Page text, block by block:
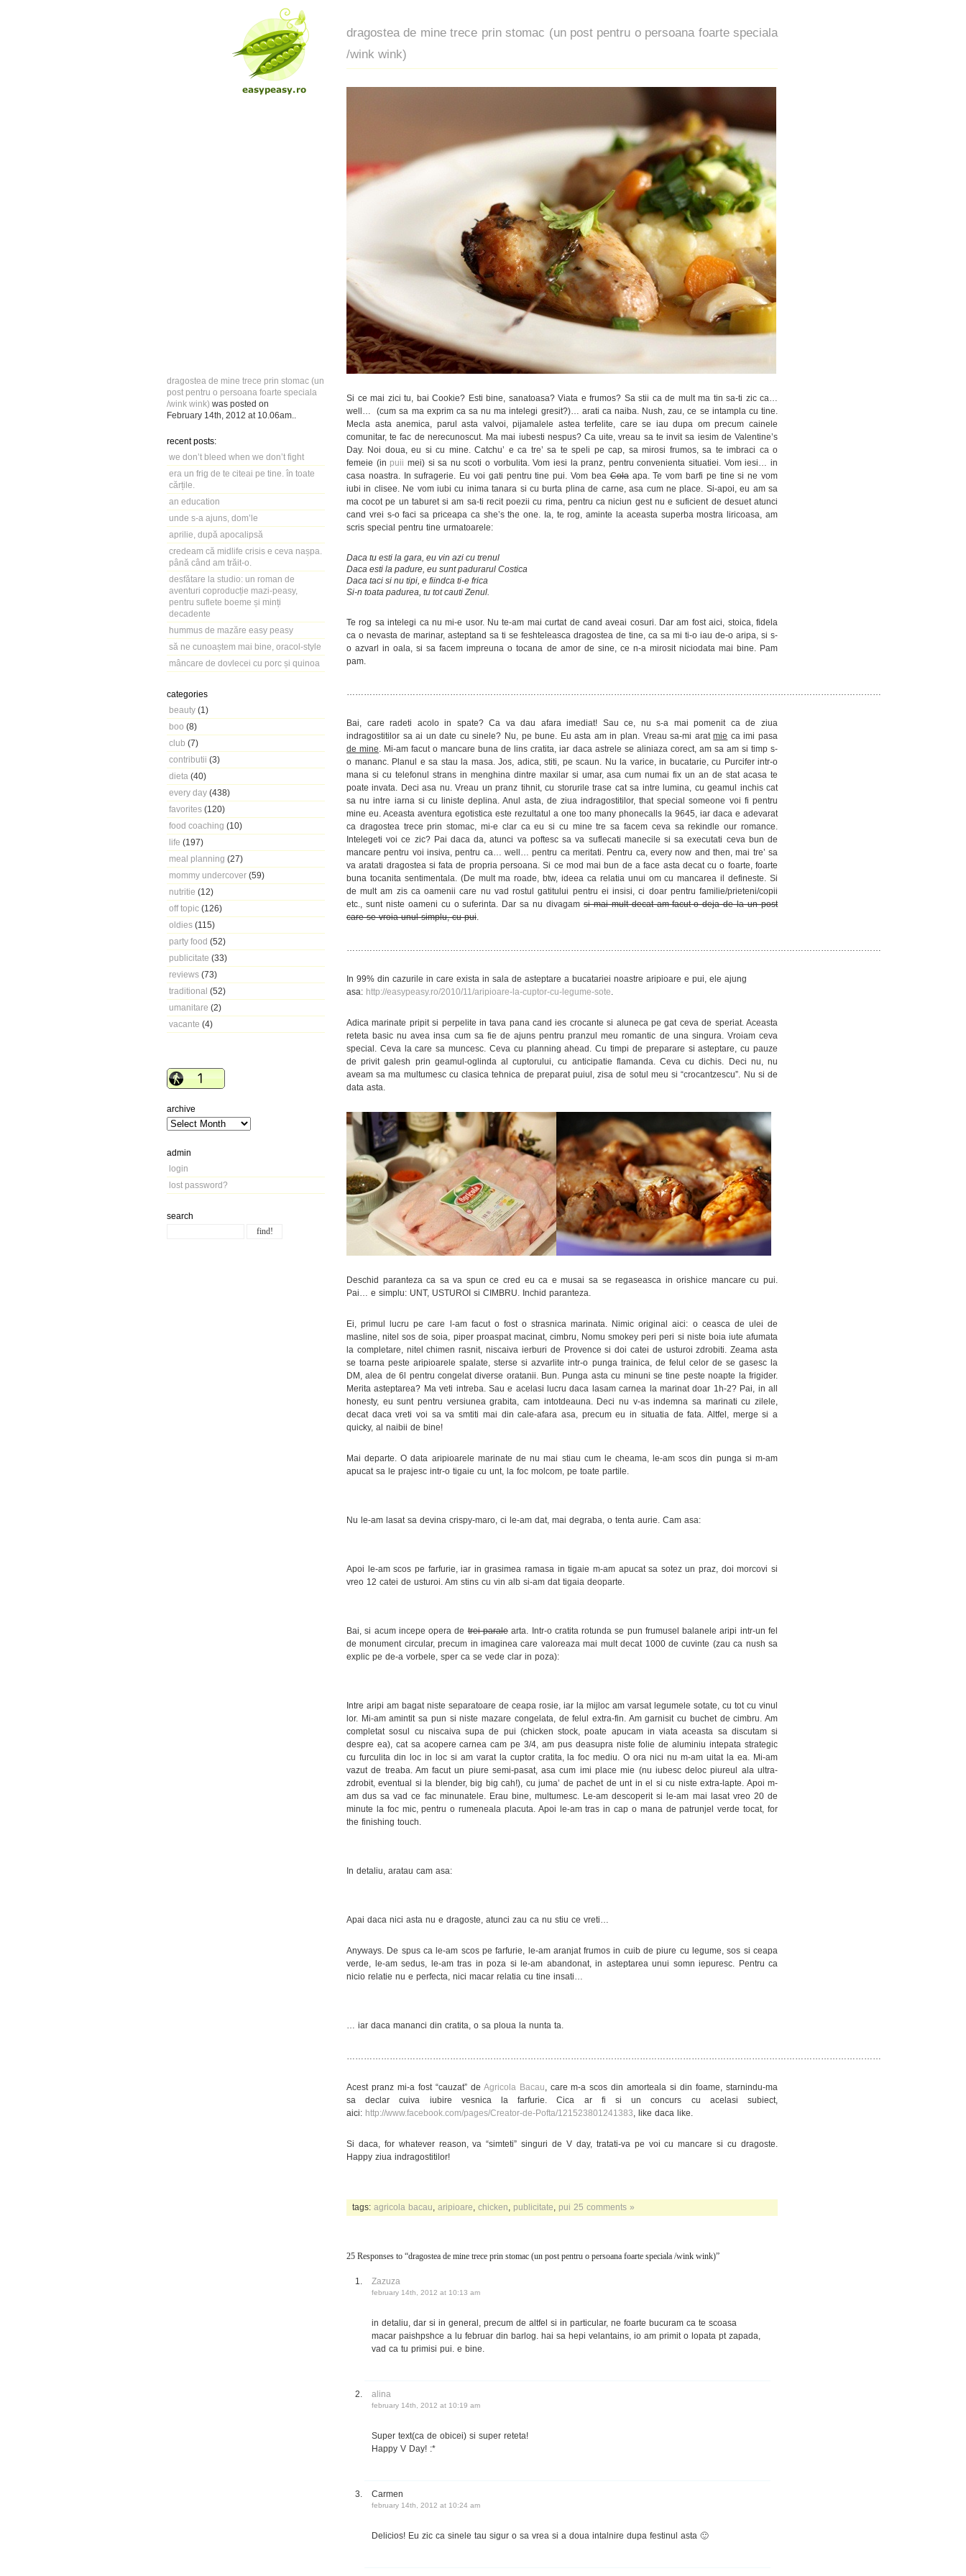
dragostea de mine trece prin stomac (un
post pentru o persoana foarte speciala
/wink wink) was posted on
February 14th, 2012 at 10.06am
recent posts:
we don’t bleed when we don’t fight
era un frig de te citeai pe tine. în toate
cărțile.
an education
unde s-a ajuns, dom’le
aprilie, după apocalipsă
credeam că midlife crisis e ceva nașpa.
până când am trăit-o.
desfătare la studio: un roman de
aventuri coproducție mazi-peasy,
pentru suflete boeme și minți
decadente
hummus de mazăre easy peasy
să ne cunoaștem mai bine, oracol-style
mâncare de dovlecei cu porc și quinoa
categories
beauty (1)
boo (8)
club (7)
contributii (3)
dieta (40)
every day (438)
favorites (120)
food coaching (10)
life (197)
meal planning (27)
mommy undercover (59)
nutritie (12)
off topic (126)
oldies (115)
party food (52)
publicitate (33)
reviews (73)
traditional (52)
umanitare (2)
vacante (4)
archive
admin
login
lost password?
search
dragostea de mine trece prin stomac (un post pentru o persoana foarte speciala
/wink wink)
Si ce mai zici tu, bai Cookie? Esti bine, sanatoasa? Viata e frumos? Sa stii ca de mult ma tin sa-ti zic ca…
well… (cum sa ma exprim ca sa nu ma intelegi gresit?)… arati ca naiba. Nush, zau, ce se intampla cu tine.
Mecla asta anemica, parul asta valvoi, pijamalele astea terfelite, care se iau dupa om precum cainele
comunitar, te fac de nerecunoscut. Ma mai iubesti nespus? Ca uite, vreau sa te invit sa iesim de Valentine’s
Day. Noi doua, eu si cu mine. Catchu’ e ca tre’ sa te speli pe cap, sa mirosi frumos, sa te imbraci ca o
femeie (in puii mei) si sa nu scoti o vorbulita. Vom iesi la pranz, pentru convenienta situatiei. Vom iesi… in
casa noastra. In sufragerie. Eu voi gati pentru tine pui. Vom beaColaapa. Te vom barfi pe tine si ne vom
iubi in clisee. Ne vom iubi cu inima tanara si cu burta plina de carne, asa cum ne place. Si-apoi, eu am sa
ma cocot pe un taburet si am sa-ti recit poezii cu rima, pentru ca niciun gest nu e suficient de desuet atunci
cand vrei s-o faci sa priceapa ca she’s the one. Ia, te rog, aminte la aceasta superba mostra liricoasa, am
scris special pentru tine urmatoarele:
Daca tu esti la gara, eu vin azi cu trenul
Daca esti la padure, eu sunt padurarul Costica
Daca taci si nu tipi, e fiindca ti-e frica
Si-n toata padurea, tu tot cauti Zenul.
Te rog sa intelegi ca nu mi-e usor. Nu te-am mai curtat de cand aveai cosuri. Dar am fost aici, stoica, fidela
ca o nevasta de marinar, asteptand sa ti se feshteleasca dragostea de tine, ca sa mi ti-o iau de-o aripa, si s-
o azvarl in oala, si sa facem impreuna o tocana de amor de sine, ce n-a mirosit niciodata mai bine. Pam
pam.
Bai, care radeti acolo in spate? Ca va dau afara imediat! Sau ce, nu s-a mai pomenit ca de ziua
indragostitilor sa ai un date cu sinele? Nu, pe bune. Eu asta am in plan. Vreau sa-mi aratmie ca imi pasa
de mine . Mi-am facut o mancare buna de lins cratita, iar daca astrele se aliniaza corect, am sa am si timp s-
o mananc. Planul e sa stau la masa. Jos, adica, stiti, pe scaun. Nu la varice, in bucatarie, cu Purcifer intr-o
mana si cu telefonul strans in menghina dintre maxilar si umar, asa cum numai fix un an de stat acasa te
poate invata. Deci asa nu. Vreau un pranz tihnit, cu storurile trase cat sa intre lumina, cu geamul inchis cat
sa nu intre iarna si cu liniste deplina. Anul asta, de ziua indragostitilor, that special someone voi fi pentru
mine eu. Aceasta aventura egotistica este rezultatul a one too many phonecalls la 9645, iar daca e adevarat
ca dragostea trece prin stomac, mi-e clar ca eu si cu mine tre sa facem ceva sa rekindle our romance.
Intelegeti voi ce zic? Pai daca da, atunci va poftesc sa va suflecati manecile si sa executati ceva bun de
mancare pentru voi insiva, pentru ca… well… pentru ca meritati. Pentru ca, every now and then, mai tre’ sa
va aratati dragostea si fata de propria persoana. Si ce mod mai bun de a face asta decat cu o foarte, foarte
buna tocanita sentimentala. (De mult ma roade, btw, ideea ca relatia unui om cu mancarea il defineste. Si
de mult am zis ca oamenii care nu vad rostul gatitului pentru ei insisi, ci doar pentru familie/prieteni/copii
etc., sunt niste oameni cu o suferinta. Dar sa nu divagam si mai mult decat am facut-o deja de la un post
care se vroia unul simplu, cu pui
In 99% din cazurile in care exista in sala de asteptare a bucatariei noastre aripioare e pui, ele ajung
asa: http://easypeasy.ro/2010/11/aripioare-la-cuptor-cu-legume-sote
Adica marinate pripit si perpelite in tava pana cand ies crocante si aluneca pe gat ceva de speriat. Aceasta
reteta basic nu avea insa cum sa fie de ajuns pentru pranzul meu romantic de una singura. Vroiam ceva
special. Ceva la care sa muncesc. Ceva cu planning ahead. Cu timpi de preparare si asteptare, cu pauze
de privit galesh prin geamul-oglinda al cuptorului, cu anticipatie flamanda. Ceva cu dichis. Deci nu, nu
aveam sa ma multumesc cu clasica tehnica de preparat puiul, zisa de sotul meu si “crocantzescu”. Nu si de
data asta.
Deschid paranteza ca sa va spun ce cred eu ca e musai sa se regaseasca in orishice mancare cu pui.
Pai… e simplu: UNT, USTUROI si CIMBRU. Inchid paranteza.
Ei, primul lucru pe care l-am facut o fost o strasnica marinata. Nimic original aici: o ceasca de ulei de
masline, nitel sos de soia, piper proaspat macinat, cimbru, Nomu smokey peri peri si niste boia iute afumata
la completare, nitel chimen rasnit, niscaiva ierburi de Provence si doi catei de usturoi zdrobiti. Zeama asta
se toarna peste aripioarele spalate, sterse si azvarlite intr-o punga trainica, de felul celor de se gasesc la
DM, alea de 6l pentru congelat diverse oratanii. Bun. Punga asta cu minuni se tine peste noapte la frigider.
Merita asteptarea? Ma veti intreba. Sau e acelasi lucru daca lasam carnea la marinat doar 1h-2? Pai, in all
honesty, eu sunt pentru versiunea grabita, cam intotdeauna. Deci nu v-as indemna sa marinati cu zilele,
decat daca vreti voi sa va smtiti mai din cale-afara asa, precum eu in situatia de fata. Altfel, merge si a
quicky, al naibii de bine!
Mai departe. O data aripioarele marinate de nu mai stiau cum le cheama, le-am scos din punga si m-am
apucat sa le prajesc intr-o tigaie cu unt, la foc molcom, pe toate partile.
Nu le-am lasat sa devina crispy-maro, ci le-am dat, mai degraba, o tenta aurie. Cam asa:
Apoi le-am scos pe farfurie, iar in grasimea ramasa in tigaie m-am apucat sa sotez un praz, doi morcovi si
vreo 12 catei de usturoi. Am stins cu vin alb si-am dat tigaia deoparte.
Bai, si acum incepe opera detrei paralearta. Intr-o cratita rotunda se pun frumusel balanele aripi intr-un fel
de monument circular, precum in imaginea care valoreaza mai mult decat 1000 de cuvinte (zau ca nush sa
explic pe de-a vorbele, sper ca se vede clar in poza):
Intre aripi am bagat niste separatoare de ceapa rosie, iar la mijloc am varsat legumele sotate, cu tot cu vinul
lor. Mi-am amintit sa pun si niste mazare congelata, de felul extra-fin. Am garnisit cu buchet de cimbru. Am
completat sosul cu niscaiva supa de pui (chicken stock, poate apucam in viata aceasta sa discutam si
despre ea), cat sa acopere carnea cam pe 3/4, am pus deasupra niste folie de aluminiu intepata strategic
cu furculita din loc in loc si am varat la cuptor cratita, la foc mediu. O ora nici nu m-am uitat la ea. Mi-am
vazut de treaba. Am facut un piure semi-pasat, asa cum imi place mie (nu iubesc deloc piureul ala ultra-
zdrobit, eventual si la blender, big big cah!), cu juma’ de pachet de unt in el si cu niste extra-lapte. Apoi m-
am dus sa vad ce fac minunatele. Erau bine, multumesc. Le-am descoperit si le-am mai lasat vreo 20 de
minute la foc mic, pentru o rumeneala placuta. Apoi le-am tras in cap o mana de patrunjel verde tocat, for
the finishing touch.
In detaliu, aratau cam asa:
Apai daca nici asta nu e dragoste, atunci zau ca nu stiu ce vreti…
Anyways. De spus ca le-am scos pe farfurie, le-am aranjat frumos in cuib de piure cu legume, sos si ceapa
verde, le-am sedus, le-am tras in poza si le-am abandonat, in asteptarea unui somn iepuresc. Pentru ca
nicio relatie nu e perfecta, nici macar relatia cu tine insati…
… iar daca mananci din cratita, o sa ploua la nunta ta.
Acest pranz mi-a fost “cauzat” de Agricola Bacau , care m-a scos din amorteala si din foame, starnindu-ma
sa declar cuiva iubire vesnica la farfurie. Cica ar fi si un concurs cu acelasi subiect,
aici: http://www.facebook.com/pages/Creator-de-Pofta/121523801241383 , like daca like.
Si daca, for whatever reason, va “simteti” singuri de V day, tratati-va pe voi cu mancare si cu dragoste.
Happy ziua indragostitilor!
tags: agricola bacau aripioare chicken publicitate pui 25 comments »
25 Responses to “dragostea de mine trece prin stomac (un post pentru o persoana foarte speciala /wink wink)”
Zazuza
february 14th, 2012 at 10:13 am
in detaliu, dar si in general, precum de altfel si in particular, ne foarte bucuram ca te scoasa
macar paishpshce a lu februar din barlog. hai sa hepi velantains, io am primit o lopata pt zapada,
vad ca tu primisi pui. e bine.
alina
february 14th, 2012 at 10:19 am
Super text(ca de obicei) si super reteta!
Happy V Day! :*
Carmen
february 14th, 2012 at 10:24 am
Delicios! Eu zic ca sinele tau sigur o sa vrea si a doua intalnire dupa festinul asta 🙂